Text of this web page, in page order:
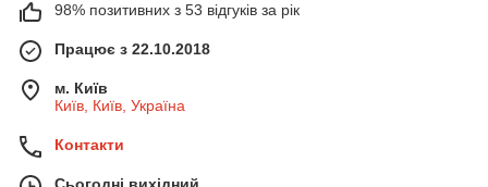
98% позитивних з 53 відгуків за рік
Працює з 22.10.2018
м. Київ
Київ, Київ, Україна
Контакти